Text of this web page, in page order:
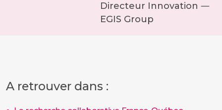
Directeur Innovation ―
EGIS Group
A retrouver dans :